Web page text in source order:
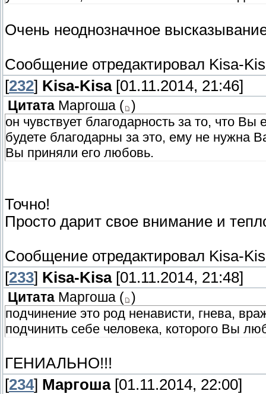
Очень неоднозначное
Сообщение отредактировал Kisa-
[232] Kisa-Kisa[01.11.2014, 21:46]
Цитата Маргоша ( )
он чувствует благодарность за то, что
будете благодарны за это, ему не нужна
Вы приняли его любовь.
Точно!
Просто дарит свое внимание и
Сообщение отредактировал Kisa-
[233] Kisa-Kisa[01.11.2014, 21:48]
Цитата Маргоша ( )
подчинение это род ненависти, гнева,
подчинить себе человека, которого Вы
ГЕНИАЛЬНО!!!
[234] Маргоша[01.11.2014, 22:00]